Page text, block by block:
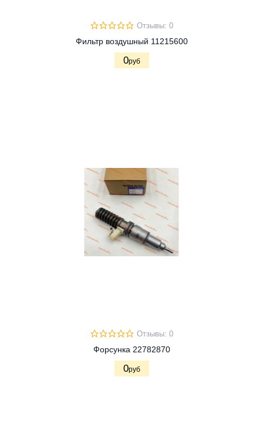
Отзывы: 0
Фильтр воздушный 11215600
0руб
Отзывы: 0
Форсунка 22782870
0руб